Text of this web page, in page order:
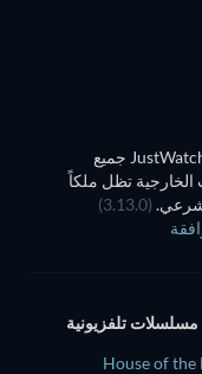
© 2026 JustWatch جميع
الخارجية تظل ملكاً
(3.13.0)
House of the